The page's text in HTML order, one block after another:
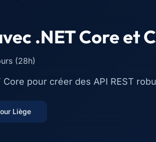
.NET Core et
(28h)
Core pour créer des API REST
Liège